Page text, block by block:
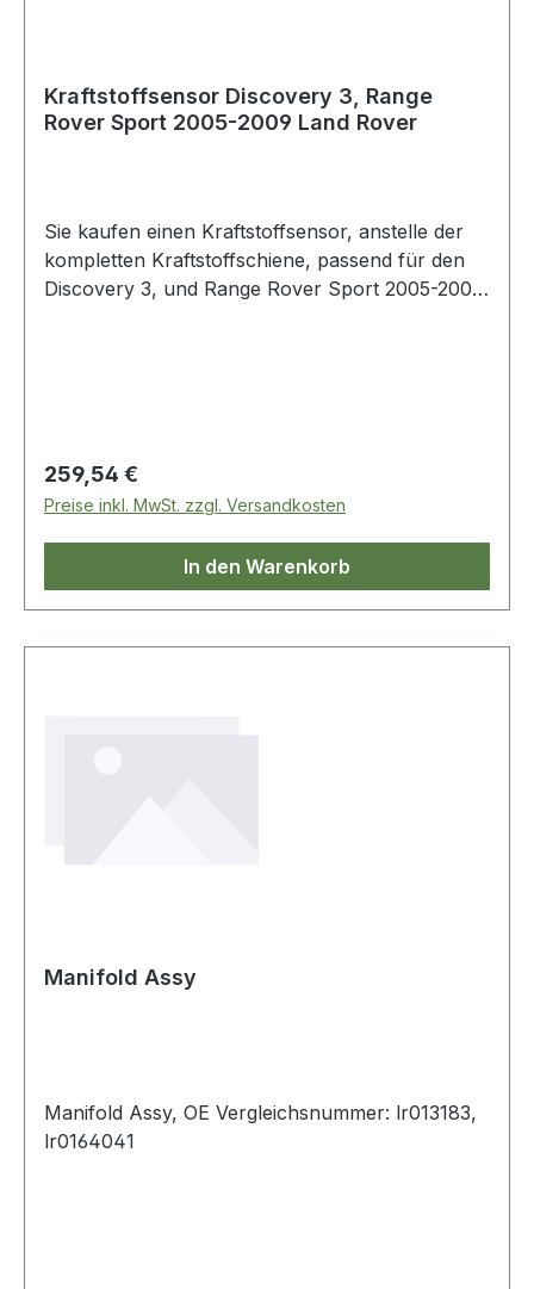
Kraftstoffsensor Discovery 3, Range
Rover Sport 2005-2009 Land Rover
Sie kaufen einen Kraftstoffsensor, anstelle der
kompletten Kraftstoffschiene, passend für den
Discovery 3, und Range Rover Sport 2005-2009.
Regulärer Preis:
259,54 €
Preise inkl. MwSt. zzgl. Versandkosten
In den Warenkorb
Manifold Assy
Manifold Assy, OE Vergleichsnummer: lr013183,
lr0164041